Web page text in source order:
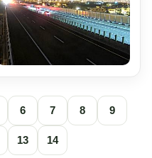
6 7 8 9
13 14